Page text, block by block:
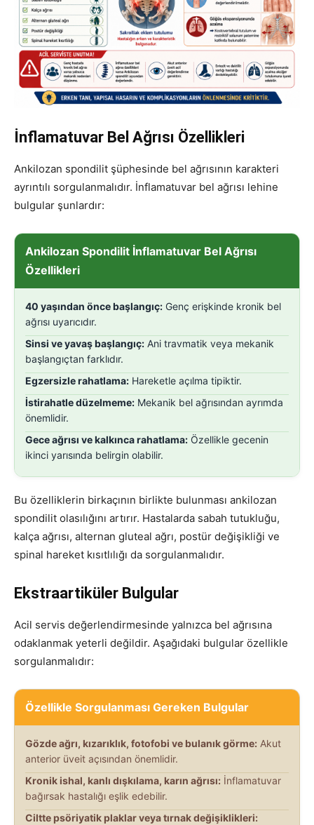
İnflamatuvar Bel Ağrısı Özellikleri
Ankilozan spondilit şüphesinde bel ağrısının karakteri
ayrıntılı sorgulanmalıdır. İnflamatuvar bel ağrısı lehine
bulgular şunlardır:
Ankilozan Spondilit İnflamatuvar Bel Ağrısı
Özellikleri
40 yaşından önce başlangıç: Genç erişkinde kronik bel
ağrısı uyarıcıdır.
Sinsi ve yavaş başlangıç: Ani travmatik veya mekanik
başlangıçtan farklıdır.
Egzersizle rahatlama: Hareketle açılma tipiktir.
İstirahatle düzelmeme: Mekanik bel ağrısından ayrımda
önemlidir.
Gece ağrısı ve kalkınca rahatlama: Özellikle gecenin
ikinci yarısında belirgin olabilir.
Bu özelliklerin birkaçının birlikte bulunması ankilozan
spondilit olasılığını artırır. Hastalarda sabah tutukluğu,
kalça ağrısı, alternan gluteal ağrı, postür değişikliği ve
spinal hareket kısıtlılığı da sorgulanmalıdır.
Ekstraartiküler Bulgular
Acil servis değerlendirmesinde yalnızca bel ağrısına
odaklanmak yeterli değildir. Aşağıdaki bulgular özellikle
sorgulanmalıdır:
Özellikle Sorgulanması Gereken Bulgular
Gözde ağrı, kızarıklık, fotofobi ve bulanık görme: Akut
anterior üveit açısından önemlidir.
Kronik ishal, kanlı dışkılama, karın ağrısı: İnflamatuvar
bağırsak hastalığı eşlik edebilir.
Ciltte psöriyatik plaklar veya tırnak değişiklikleri: